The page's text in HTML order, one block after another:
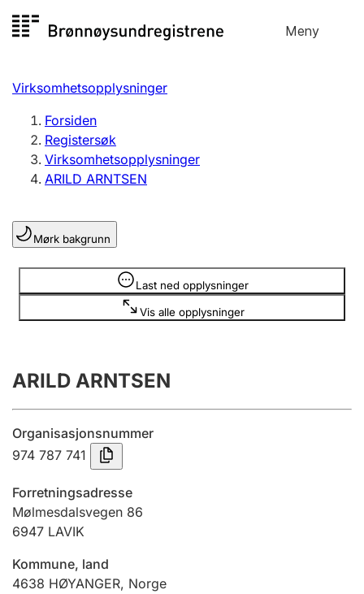
til
Meny
Registersøk
Aksjeselskap
Enkeltpersonforetak
Registrere, endre, slette
Lag og forening
Registrere, endre, slette
Innsending og forsinkelsesgebyr
Tinglysing
Jeger
Virksomhetsopplysninger
Forsiden
Registersøk
Virksomhetsopplysninger
ARILD ARNTSEN
Mørk bakgrunn
Last ned opplysninger
Vis alle opplysninger
Opplysninger er skjult
ARILD ARNTSEN
Organisasjonsnummer
974 787 741
Forretningsadresse
Mølmesdalsvegen 86
6947 LAVIK
Kommune, land
4638 HØYANGER, Norge